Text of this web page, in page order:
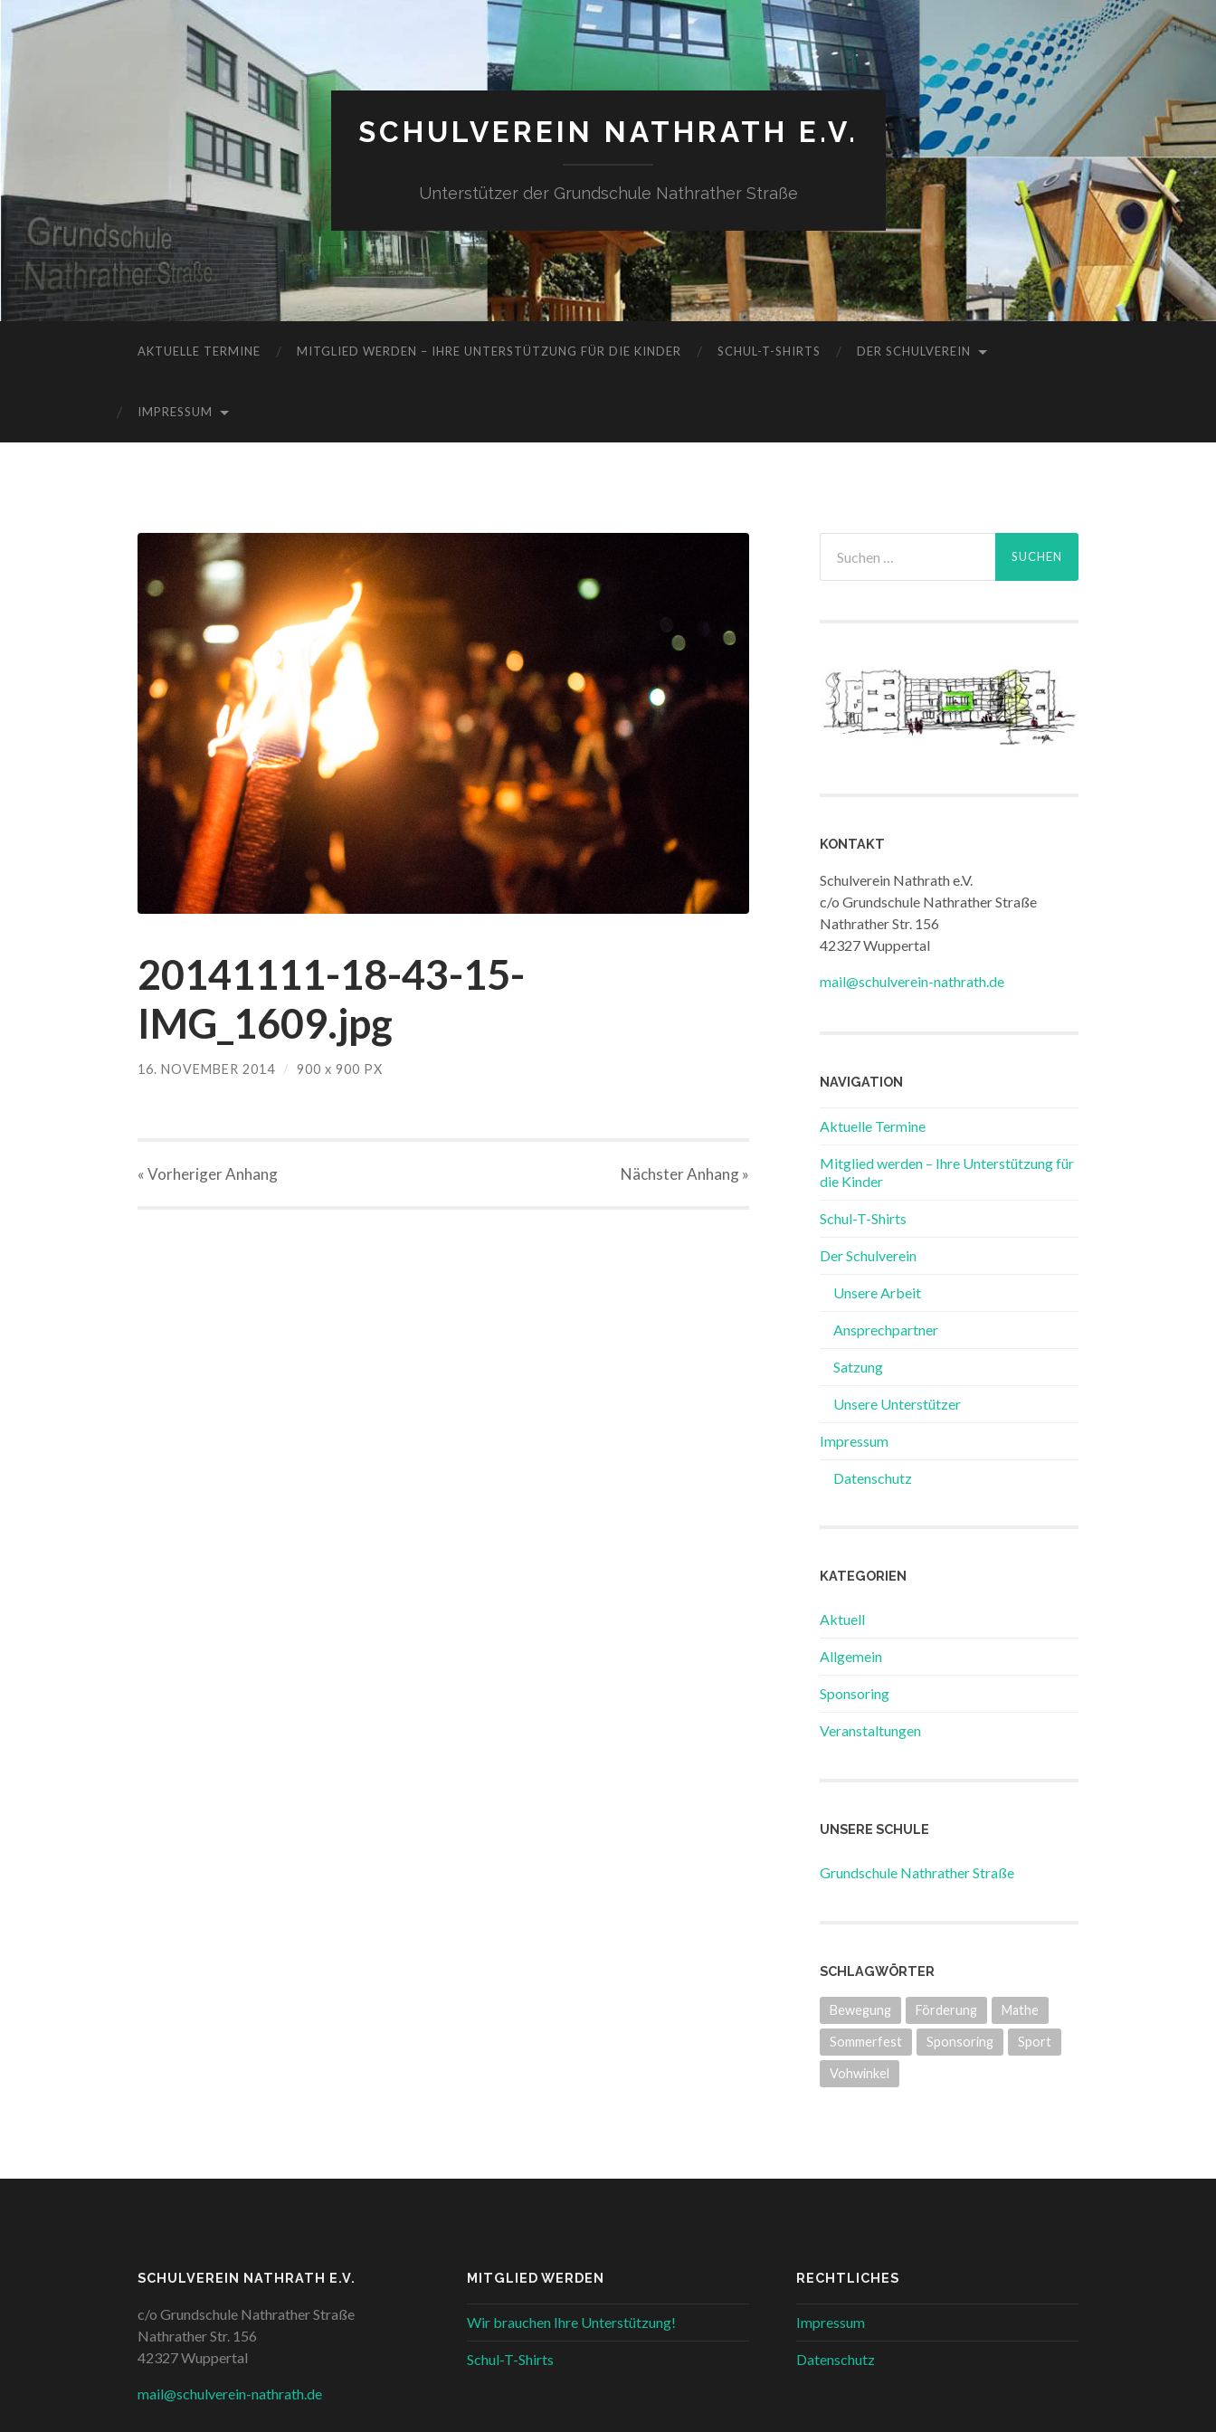
SCHULVEREIN NATHRATH E.V.
Unterstützer der Grundschule Nathrather Straße
AKTUELLE TERMINE MITGLIED WERDEN – IHRE UNTERSTÜTZUNG FÜR DIE KINDER SCHUL-T-SHIRTS DER SCHULVEREIN
IMPRESSUM
20141111-18-43-15-
IMG_1609.jpg
16. NOVEMBER 2014 / 900 x 900 PX
« VorherigerAnhang NächsterAnhang»
nach:
KONTAKT
Schulverein Nathrath e.V.
c/o Grundschule Nathrather Straße
Nathrather Str. 156
42327 Wuppertal
mail@schulverein-nathrath.de
NAVIGATION
Aktuelle Termine
Mitglied werden – Ihre Unterstützung für
die Kinder
Schul-T-Shirts
Der Schulverein
Unsere Arbeit
Ansprechpartner
Satzung
Unsere Unterstützer
Impressum
Datenschutz
KATEGORIEN
Aktuell
Allgemein
Sponsoring
Veranstaltungen
UNSERE SCHULE
Grundschule Nathrather Straße
SCHLAGWÖRTER
Bewegung Förderung Mathe
Sommerfest Sponsoring Sport
Vohwinkel
SCHULVEREIN NATHRATH E.V.
c/o Grundschule Nathrather Straße
Nathrather Str. 156
42327 Wuppertal
mail@schulverein-nathrath.de
MITGLIED WERDEN
Wir brauchen Ihre Unterstützung!
Schul-T-Shirts
RECHTLICHES
Impressum
Datenschutz